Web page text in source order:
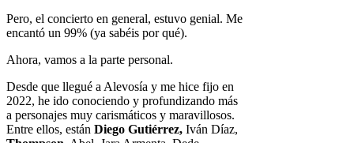
Pero, el concierto en general, estuvo genial. Me
encantó un 99% (ya sabéis por qué).
Ahora, vamos a la parte personal.
Desde que llegué a Alevosía y me hice fijo en
2022, he ido conociendo y profundizando más
a personajes muy carismáticos y maravillosos.
Entre ellos, están Diego Gutiérrez, Iván Díaz,